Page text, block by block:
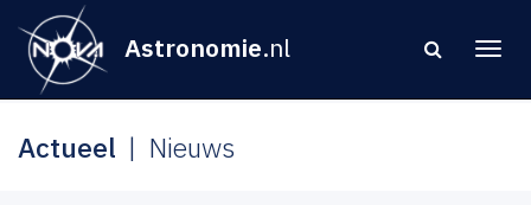
Astronomie.nl
Actueel Nieuws